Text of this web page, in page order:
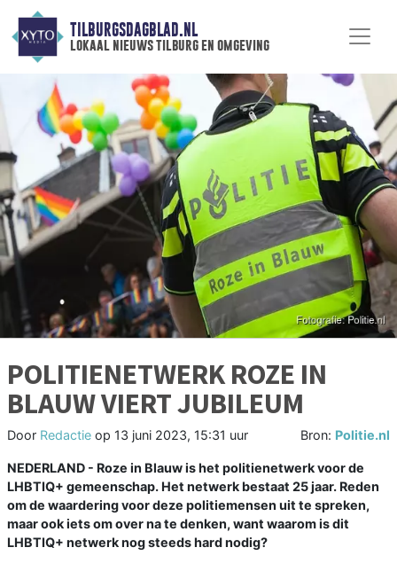
TILBURGSDAGBLAD.NL
lokaal nieuws tilburg en omgeving
POLITIENETWERK ROZE IN
BLAUW VIERT JUBILEUM
Door Redactie op 13 juni 2023, 15:31 uur Bron: Politie.nl
NEDERLAND - Roze in Blauw is het politienetwerk voor de
LHBTIQ+ gemeenschap. Het netwerk bestaat 25 jaar. Reden
om de waardering voor deze politiemensen uit te spreken,
maar ook iets om over na te denken, want waarom is dit
LHBTIQ+ netwerk nog steeds hard nodig?